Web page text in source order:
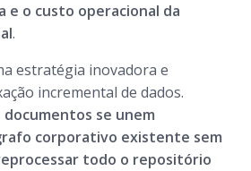
e o custo operacional da
.
estratégia inovadora e
incremental de dados.
documentos se unem
corporativo existente sem
todo o repositório